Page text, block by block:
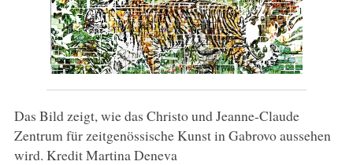
Das Bild zeigt, wie das Christo und Jeanne-Claude
Zentrum für zeitgenössische Kunst in Gabrovo aussehen
wird. Kredit Martina Deneva